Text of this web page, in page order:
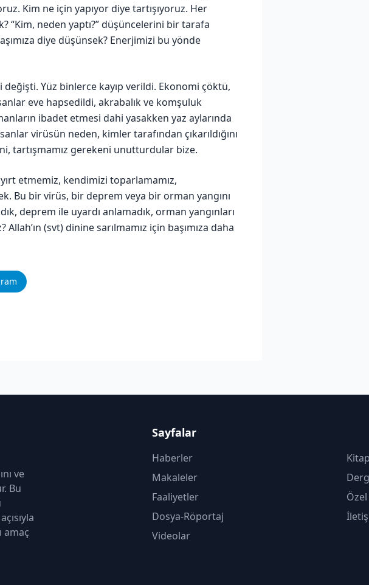
Kim ne için yapıyor diye tartışıyoruz. Her
“Kim, neden yaptı?” düşüncelerini bir tarafa
diye düşünsek? Enerjimizi bu yönde
Yüz binlerce kayıp verildi. Ekonomi çöktü,
eve hapsedildi, akrabalık ve komşuluk
ibadet etmesi dahi yasakken yaz aylarında
virüsün neden, kimler tarafından çıkarıldığını
tartışmamız gerekeni unutturdular bize.
etmemiz, kendimizi toparlamamız,
Bu bir virüs, bir deprem veya bir orman yangını
deprem ile uyardı anlamadık, orman yangınları
(svt) dinine sarılmamız için başımıza daha
ve
Bu
amaç
Sayfalar
Haberler
Makaleler
Faaliyetler
Dosya-Röportaj
Videolar